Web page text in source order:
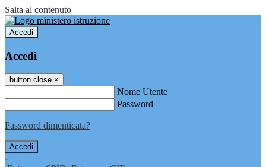
Salta al contenuto
Accedi
Accedi
button close ×
Nome Utente
Password
Password dimenticata?
-